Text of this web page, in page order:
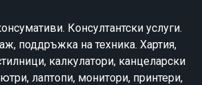
Консултантски услуги.
поддръжка на техника. Хартия,
калкулатори, канцеларски
лаптопи, монитори, принтери,